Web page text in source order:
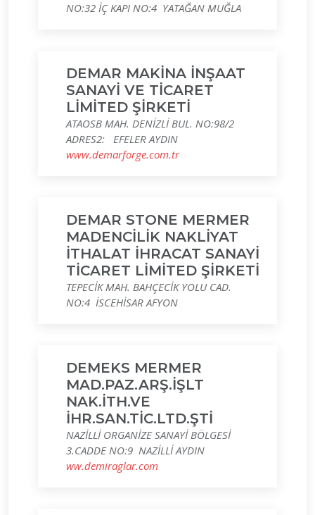
NO:32 İÇ KAPI NO:4 YATAĞAN MUĞLA
DEMAR MAKİNA İNŞAAT
SANAYİ VE TİCARET
LİMİTED ŞİRKETİ
ATAOSB MAH. DENİZLİ BUL. NO:98/2
ADRES2: EFELER AYDIN
www.demarforge.com.tr
DEMAR STONE MERMER
MADENCİLİK NAKLİYAT
İTHALAT İHRACAT SANAYİ
TİCARET LİMİTED ŞİRKETİ
TEPECİK MAH. BAHÇECİK YOLU CAD.
NO:4 İSCEHİSAR AFYON
DEMEKS MERMER
MAD.PAZ.ARŞ.İŞLT
NAK.İTH.VE
İHR.SAN.TİC.LTD.ŞTİ
NAZİLLİ ORGANİZE SANAYİ BÖLGESİ
3.CADDE NO:9 NAZİLLİ AYDIN
ww.demiraglar.com